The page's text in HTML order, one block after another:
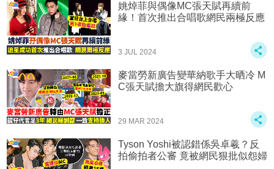
姚焯菲與偶像MC張天賦再續前
緣！首次推出合唱歌網民兩極反應
3 JUL 2024
麥當勞新廣告變華納歌手大晒冷 M
C張天賦擔大旗得網民歡心
29 MAR 2024
Tyson Yoshi被認錯係吳卓羲？反
拍偷拍者公審 竟被網民狠批似怨婦